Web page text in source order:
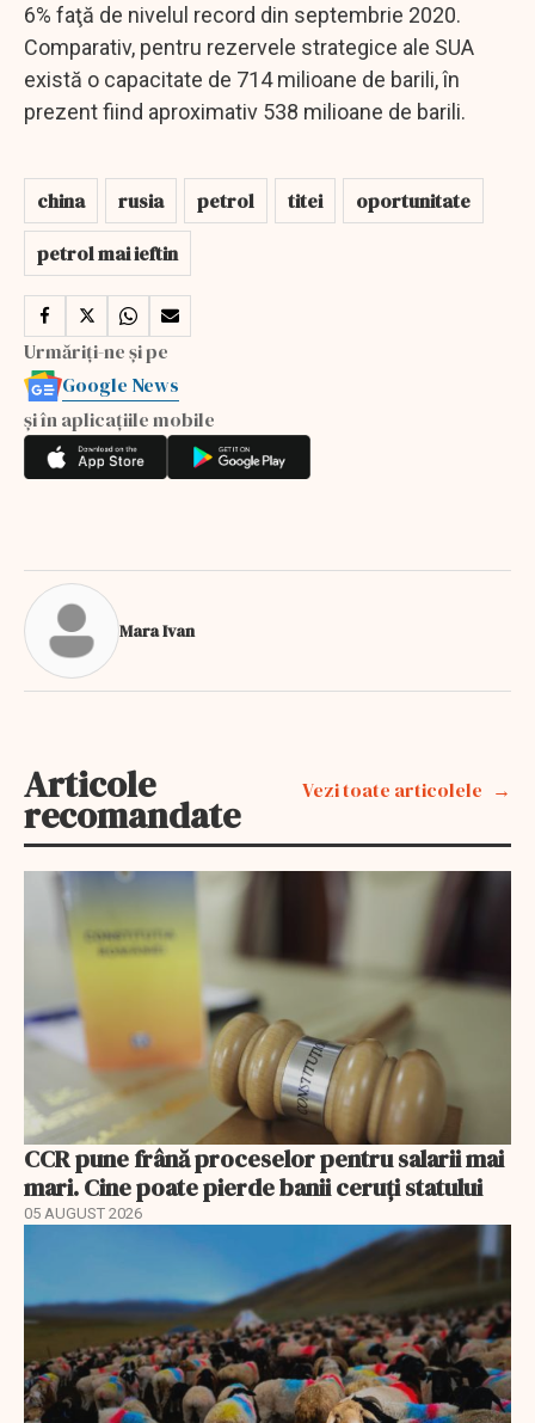
6% faţă de nivelul record din septembrie 2020.
Comparativ, pentru rezervele strategice ale SUA
există o capacitate de 714 milioane de barili, în
prezent fiind aproximativ 538 milioane de barili.
china rusia petrol titei
oportunitate
petrol mai ieftin
Urmăriți-ne și pe
Google News
și în aplicațiile mobile
Mara Ivan
Articole
recomandate
Vezi toate articolele
CCR pune frână proceselor pentru salarii mai
mari. Cine poate pierde banii ceruți statului
05 AUGUST 2026